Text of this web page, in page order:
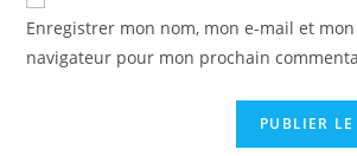
votre
(facultatif)
Enregistrer mon nom, mon e-mail et
navigateur pour mon prochain